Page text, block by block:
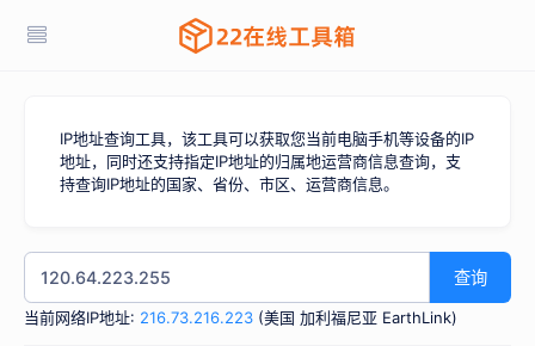
IP地址查询工具，该工具可以获取您当前电脑手机等设备的IP
地址，同时还支持指定IP地址的归属地运营商信息查询，支
持查询IP地址的国家、省份、市区、运营商信息。
查询
当前网络IP地址: 216.73.216.223 (美国 加利福尼亚 EarthLink)